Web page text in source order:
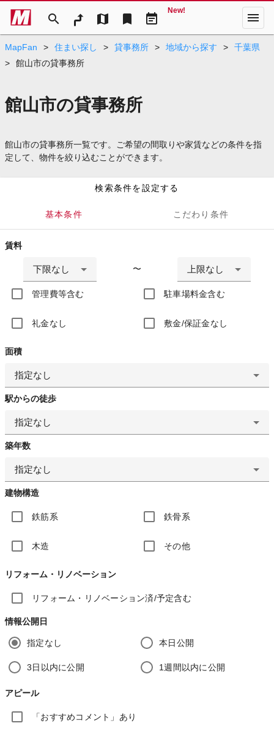
search map bookmark event_note
New! menu
MapFan > 住まい探し > 貸事務所 > 地域から探す >
千葉県
>
館山市の貸事務所
館山市の貸事務所
館山市の貸事務所一覧です。ご希望の間取りや家賃などの条件を指
定して、物件を絞り込むことができます。
検索条件を設定する
基本条件 こだわり条件
賃料
下限なし 〜 上限なし
管理費等含む 駐車場料金含む
礼金なし 敷金/保証金なし
面積
指定なし
駅からの徒歩
指定なし
築年数
指定なし
建物構造
鉄筋系 鉄骨系
木造 その他
リフォーム・リノベーション
リフォーム・リノベーション済/予定含む
情報公開日
指定なし 本日公開
3日以内に公開 1週間以内に公開
アピール
「おすすめコメント」あり